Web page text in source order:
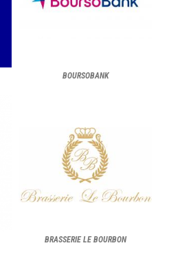
BOURSOBANK
BRASSERIE LE BOURBON